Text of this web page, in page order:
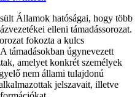
Államok hatóságai, hogy több
elleni támadássorozat.
fokozta a kulcs
támadásokban úgynevezett
amelyet konkrét személyek
nem állami tulajdonú
jelszavait, illetve